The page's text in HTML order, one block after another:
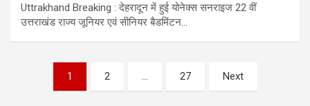
Uttrakhand Breaking : देहरादून में हुई योनेक्स सनराइज 22 वीं
उत्तराखंड राज्य जूनियर एवं सीनियर बैडमिंटन…
pagination
1 2 … 27 Next